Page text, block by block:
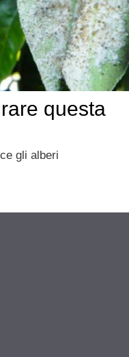
questa
gli alberi